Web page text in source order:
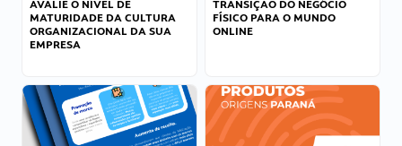
AVALIE O NÍVEL DE
MATURIDADE DA CULTURA
ORGANIZACIONAL DA SUA
EMPRESA
TRANSIÇÃO DO NEGÓCIO
FÍSICO PARA O MUNDO
ONLINE